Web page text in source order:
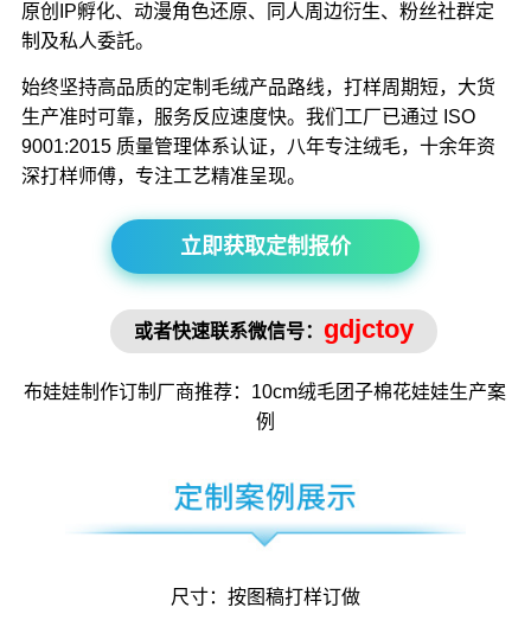
原创IP孵化、动漫角色还原、同人周边衍生、粉丝社群定
制及私人委託。
始终坚持高品质的定制毛绒产品路线，打样周期短，大货
生产准时可靠，服务反应速度快。我们工厂已通过 ISO
9001:2015 质量管理体系认证，八年专注绒毛，十余年资
深打样师傅，专注工艺精准呈现。
立即获取定制报价
或者快速联系微信号： gdjctoy
布娃娃制作订制厂商推荐：10cm绒毛团子棉花娃娃生产案
例
尺寸：按图稿打样订做